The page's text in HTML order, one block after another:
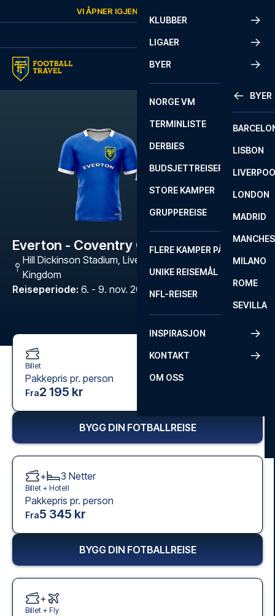
VI ÅPNER IGJEN
KLUBBER
LIGAER
BYER
BYER
LISBON
LONDON
MADRID
MILANO
ROME
SEVILLA
NORGE VM
TERMINLISTE
DERBIES
BUDSJETTREISER
STORE KAMPER
GRUPPEREISE
FLERE KAMPER PÅ ÉN REISE
UNIKE REISEMÅL
NFL-REISER
INSPIRASJON
KONTAKT
OM OSS
Everton - Coventry City
Hill Dickinson Stadium, Liverpool L5 9SR, United
Kingdom
Reiseperiode: 6. - 9. nov. 2026
Billet
Pakkepris pr. person
Fra2 195 kr
BYGG DIN FOTBALLREISE
+ 3 Netter
Billet + Hotell
Pakkepris pr. person
Fra5 345 kr
BYGG DIN FOTBALLREISE
+
Billet + Fly